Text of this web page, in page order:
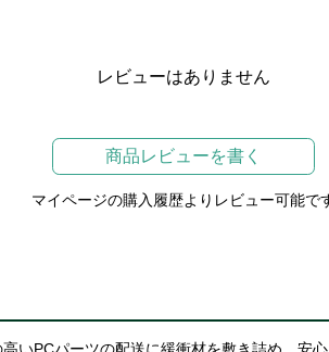
レビューはありません
商品レビューを書く
マイページの購入履歴よりレビュー可能で